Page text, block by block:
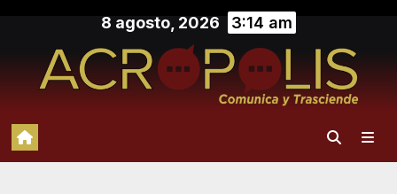
contenido
8 agosto, 2026 3:14 am